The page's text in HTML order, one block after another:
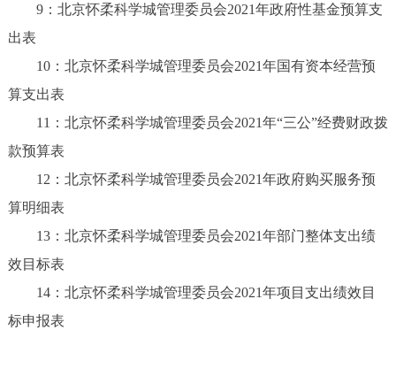
9：北京怀柔科学城管理委员会2021年政府性基金预算支
出表
10：北京怀柔科学城管理委员会2021年国有资本经营预
算支出表
11：北京怀柔科学城管理委员会2021年“三公”经费财政拨
款预算表
12：北京怀柔科学城管理委员会2021年政府购买服务预
算明细表
13：北京怀柔科学城管理委员会2021年部门整体支出绩
效目标表
14：北京怀柔科学城管理委员会2021年项目支出绩效目
标申报表